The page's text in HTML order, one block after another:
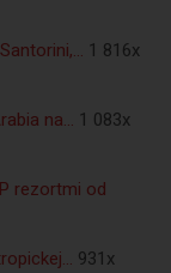
1 816x
na… 1 083x
rezortmi od
931x